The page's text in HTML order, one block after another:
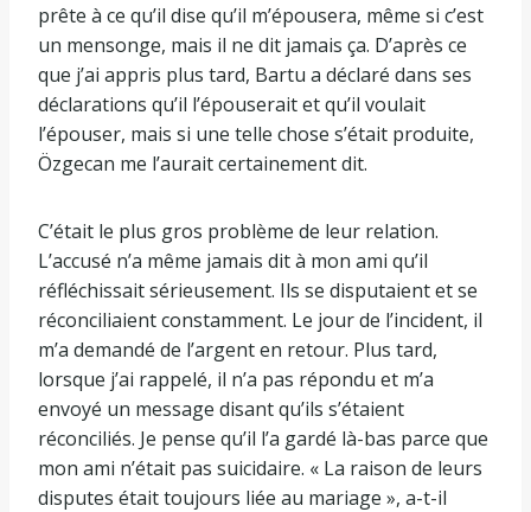
prête à ce qu’il dise qu’il m’épousera, même si c’est
un mensonge, mais il ne dit jamais ça. D’après ce
que j’ai appris plus tard, Bartu a déclaré dans ses
déclarations qu’il l’épouserait et qu’il voulait
l’épouser, mais si une telle chose s’était produite,
Özgecan me l’aurait certainement dit.
C’était le plus gros problème de leur relation.
L’accusé n’a même jamais dit à mon ami qu’il
réfléchissait sérieusement. Ils se disputaient et se
réconciliaient constamment. Le jour de l’incident, il
m’a demandé de l’argent en retour. Plus tard,
lorsque j’ai rappelé, il n’a pas répondu et m’a
envoyé un message disant qu’ils s’étaient
réconciliés. Je pense qu’il l’a gardé là-bas parce que
mon ami n’était pas suicidaire. « La raison de leurs
disputes était toujours liée au mariage », a-t-il